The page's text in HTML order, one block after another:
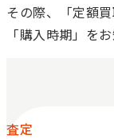
その際、「定額
「購入時期」を
査定